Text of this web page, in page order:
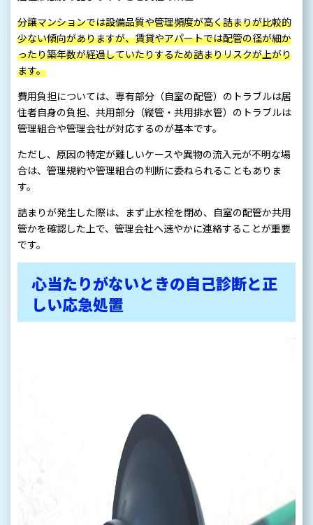
分譲マンションでは設備品質や管理頻度が高く詰まりが比較的
少ない傾向がありますが、賃貸やアパートでは配管の径が細か
ったり築年数が経過していたりするため詰まりリスクが上がり
ます。
費用負担については、専有部分（自室の配管）のトラブルは居
住者自身の負担、共用部分（縦管・共用排水管）のトラブルは
管理組合や管理会社が対応するのが基本です。
ただし、原因の特定が難しいケースや異物の流入元が不明な場
合は、管理規約や管理組合の判断に委ねられることもありま
す。
詰まりが発生した際は、まず止水栓を閉め、自室の配管か共用
管かを確認した上で、管理会社へ速やかに連絡することが重要
です。
心当たりがないときの自己診断と正
しい応急処置